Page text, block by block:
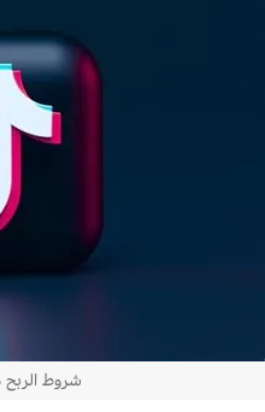
شروط الربح